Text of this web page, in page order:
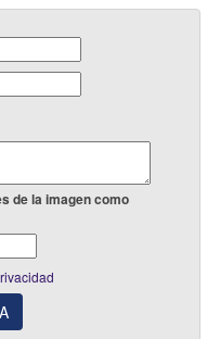
de la imagen como